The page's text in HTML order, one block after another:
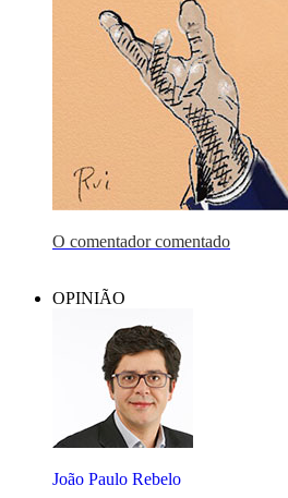
O comentador comentado
OPINIÃO
João Paulo Rebelo